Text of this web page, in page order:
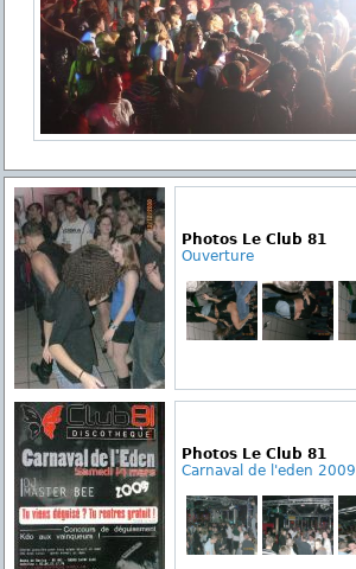
Photos Le Club 81
Ouverture
Photos Le Club 81
Carnaval de l'eden 2009